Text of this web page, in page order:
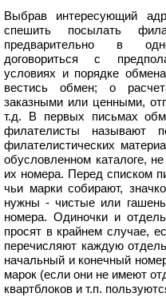
Выбрав интересующий
спешить посылать
предварительно в
договориться с
условиях и порядке
вестись обмен; о
заказными или ценными,
т.д. В первых письмах
филателисты называют
филателистических
обусловленном каталоге,
их номера. Перед списком
чьи марки собирают,
нужны - чистые или
номера. Одиночки и
просят в крайнем случае,
перечисляют каждую
начальный и конечный
марок (если они не имеют
квартблоков и т.п.